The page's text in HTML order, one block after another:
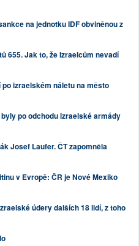
na jednotku IDF obviněnou z
655. Jak to, že Izraelcům nevadí
izraelském náletu na město
po odchodu izraelské armády
Josef Laufer. ČT zapomněla
v Evropě: ČR je Nové Mexiko
údery dalších 18 lidí, z toho